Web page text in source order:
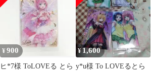
¥900
ヒ*7様 ToLOVEる とら
¥1,600
y*u様 To LOVEるとら